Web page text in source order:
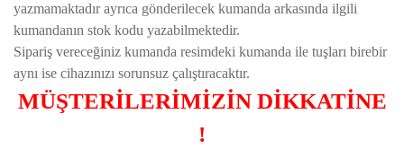
yazmamaktadır ayrıca gönderilecek kumanda arkasında ilgili
kumandanın stok kodu yazabilmektedir.
Sipariş vereceğiniz kumanda resimdeki kumanda ile tuşları birebir
aynı ise cihazınızı sorunsuz çalıştıracaktır.
MÜŞTERİLERİMİZİN DİKKATİNE
!